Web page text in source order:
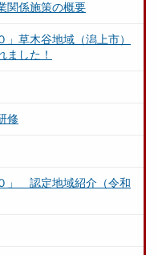
関係施策の概要
」草木谷地域（潟上市）
ました！
修
」 認定地域紹介（令和